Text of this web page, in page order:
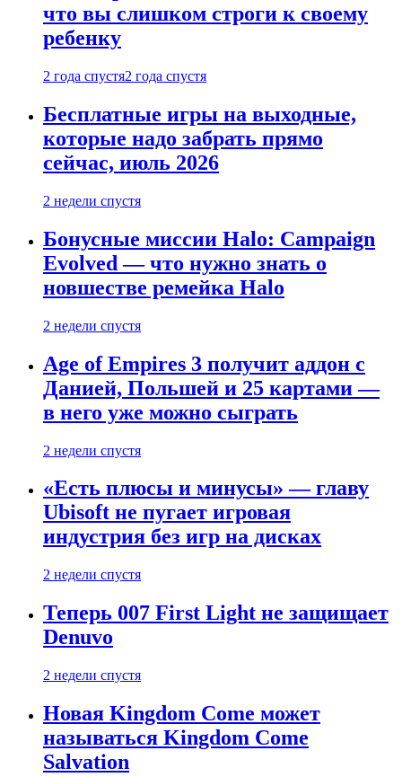
что вы слишком строги к своему
ребенку
2 года спустя2 года спустя
Бесплатные игры на выходные,
которые надо забрать прямо
сейчас, июль 2026
2 недели спустя
Бонусные миссии Halo: Campaign
Evolved — что нужно знать о
новшестве ремейка Halo
2 недели спустя
Age of Empires 3 получит аддон с
Данией, Польшей и 25 картами —
в него уже можно сыграть
2 недели спустя
«Есть плюсы и минусы» — главу
Ubisoft не пугает игровая
индустрия без игр на дисках
2 недели спустя
Теперь 007 First Light не защищает
Denuvo
2 недели спустя
Новая Kingdom Come может
называться Kingdom Come
Salvation